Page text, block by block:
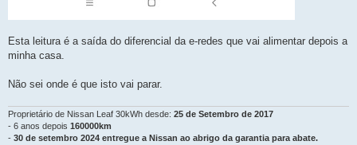
Esta leitura é a saída do diferencial da e-redes que vai alimentar depois a
minha casa.
Não sei onde é que isto vai parar.
Proprietário de Nissan Leaf 30kWh desde: 25 de Setembro de 2017
- 6 anos depois 160000km
- 30 de setembro 2024 entregue a Nissan ao abrigo da garantia para abate.